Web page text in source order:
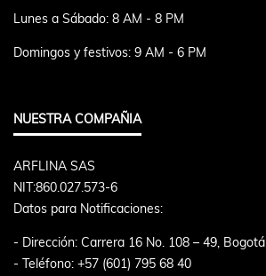
Lunes a Sábado: 8 AM - 8 PM
Domingos y festivos: 9 AM - 6 PM
NUESTRA COMPAÑIA
ARFLINA SAS
NIT:860.027.573-6
Datos para Notificaciones:
- Dirección: Carrera 16 No. 108 – 49, Bogotá
- Teléfono: +57 (601) 795 68 40